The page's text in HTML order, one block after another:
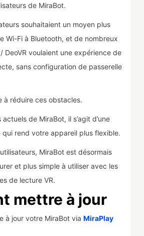
de MiraBot.
souhaitaient un moyen plus
Wi-Fi à Bluetooth, et de nombreux
DeoVR voulaient une expérience de
sans configuration de passerelle
à réduire ces obstacles.
de MiraBot, il s’agit d’une
qui rend votre appareil plus flexible.
MiraBot est désormais
et plus simple à utiliser avec les
de lecture VR.
mettre à jour
à jour votre MiraBot via MiraPlay